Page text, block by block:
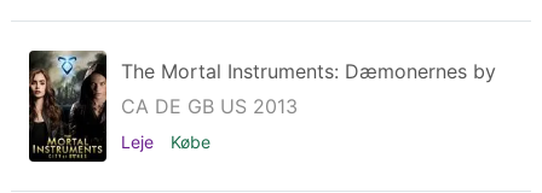
The Mortal Instruments: Dæmonernes by
CA DE GB US 2013
Leje Købe